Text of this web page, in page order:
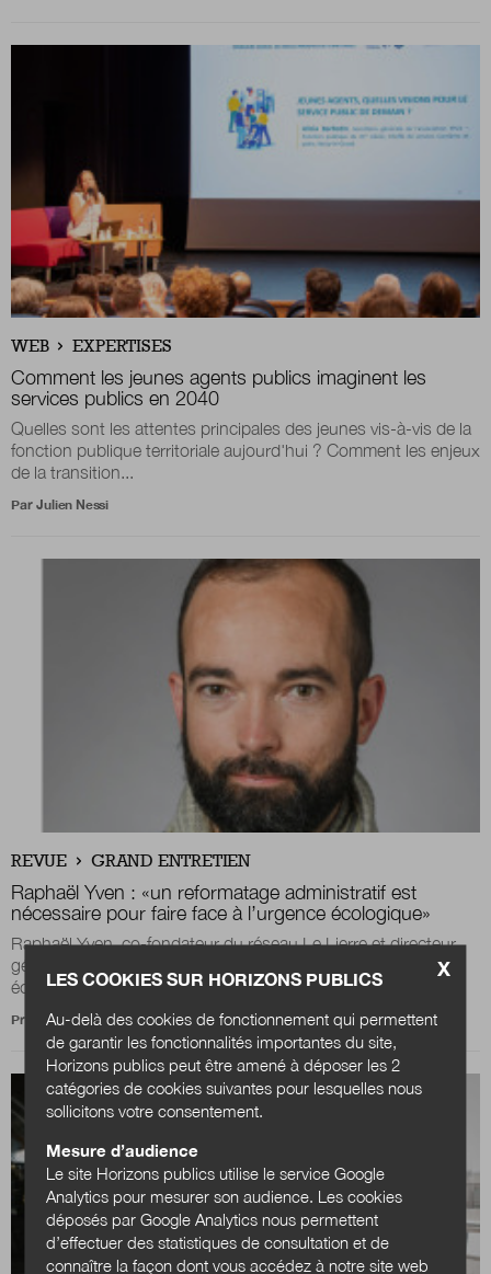
WEB EXPERTISES
Comment les jeunes agents publics imaginent les
services publics en 2040
Quelles sont les attentes principales des jeunes vis-à-vis de la
fonction publique territoriale aujourd'hui ? Comment les enjeux
de la transition...
Par Julien Nessi
REVUE GRAND ENTRETIEN
Raphaël Yven : «un reformatage administratif est
nécessaire pour faire face à l’urgence écologique»
Raphaël Yven, co-fondateur du réseau Le Lierre et directeur
général d’hôpital, partage ses réflexions sur l’urgence
écologique et la nécessité de...
Propos recueillis par Julien Nessi
X
LES COOKIES SUR HORIZONS PUBLICS
Au-delà des cookies de fonctionnement qui permettent
de garantir les fonctionnalités importantes du site,
Horizons publics peut être amené à déposer les 2
catégories de cookies suivantes pour lesquelles nous
sollicitons votre consentement.
Mesure d’audience
Le site Horizons publics utilise le service Google
Analytics pour mesurer son audience. Les cookies
déposés par Google Analytics nous permettent
d’effectuer des statistiques de consultation et de
connaître la façon dont vous accédez à notre site web